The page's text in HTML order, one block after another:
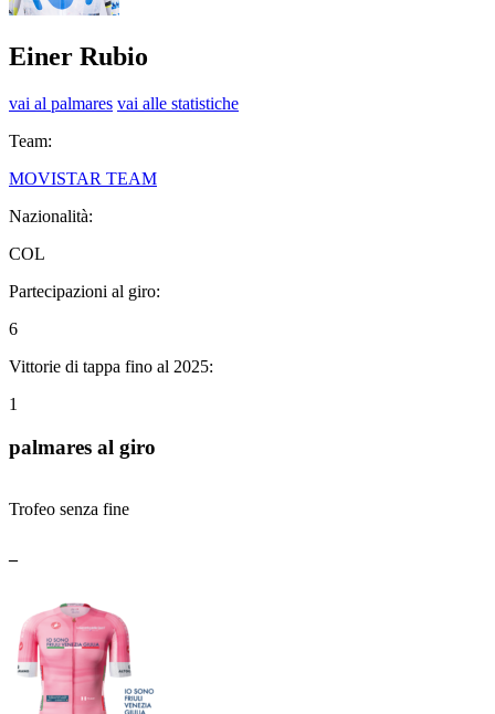
Einer Rubio
vai al palmares vai alle statistiche
Team:
MOVISTAR TEAM
Nazionalità:
COL
Partecipazioni al giro:
6
Vittorie di tappa fino al 2025:
1
palmares al giro
Trofeo senza fine